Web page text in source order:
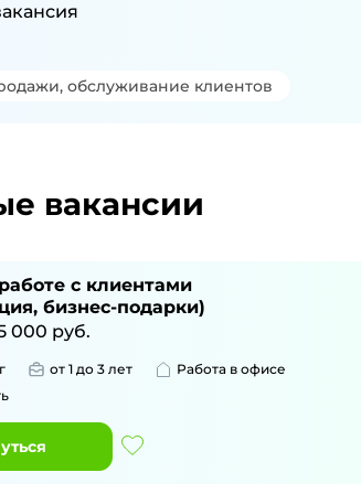
обслуживание клиентов
вакансии
с клиентами
бизнес-подарки)
000 руб.
от 1 до 3 лет
Работа в офисе